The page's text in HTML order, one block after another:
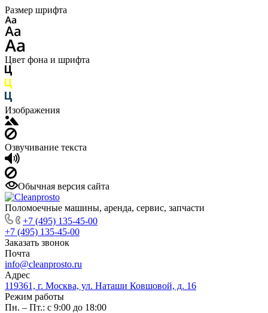
Размер шрифта
Цвет фона и шрифта
Изображения
Озвучивание текста
Обычная версия сайта
Поломоечные машины, аренда, сервис, запчасти
+7 (495) 135-45-00
+7 (495) 135-45-00
Заказать звонок
Почта
info@cleanprosto.ru
Адрес
119361, г. Москва, ул. Наташи Ковшовой, д. 16
Режим работы
Пн. – Пт.: с 9:00 до 18:00